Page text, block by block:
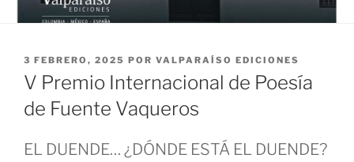
PUBLICADO
EL
3 FEBRERO, 2025 POR VALPARAÍSO EDICIONES
V Premio Internacional de Poesía
de Fuente Vaqueros
EL DUENDE… ¿DÓNDE ESTÁ EL DUENDE?